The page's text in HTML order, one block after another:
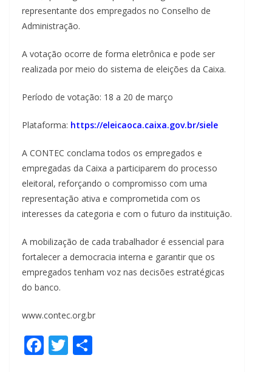
representante dos empregados no Conselho de
Administração.
A votação ocorre de forma eletrônica e pode ser
realizada por meio do sistema de eleições da Caixa.
Período de votação: 18 a 20 de março
Plataforma: https://eleicaoca.caixa.gov.br/siele
A CONTEC conclama todos os empregados e
empregadas da Caixa a participarem do processo
eleitoral, reforçando o compromisso com uma
representação ativa e comprometida com os
interesses da categoria e com o futuro da instituição.
A mobilização de cada trabalhador é essencial para
fortalecer a democracia interna e garantir que os
empregados tenham voz nas decisões estratégicas
do banco.
www.contec.org.br
F T